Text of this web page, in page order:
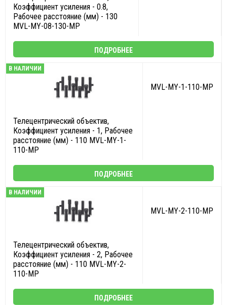
Коэффициент усиления - 0.8,
Рабочее расстояние (мм) - 130
MVL-MY-08-130-MP
ПОДРОБНЕЕ
В НАЛИЧИИ
MVL-MY-1-110-MP
Телецентрический объектив,
Коэффициент усиления - 1, Рабочее
расстояние (мм) - 110 MVL-MY-1-
110-MP
ПОДРОБНЕЕ
В НАЛИЧИИ
MVL-MY-2-110-MP
Телецентрический объектив,
Коэффициент усиления - 2, Рабочее
расстояние (мм) - 110 MVL-MY-2-
110-MP
ПОДРОБНЕЕ